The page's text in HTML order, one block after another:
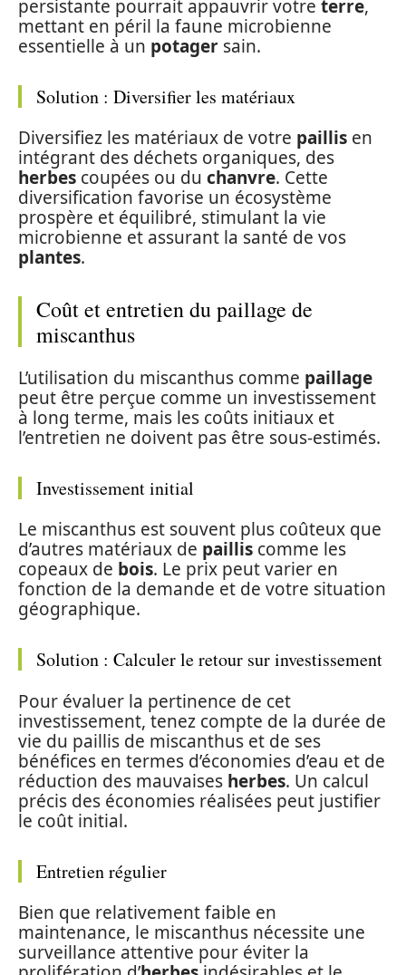
persistante pourrait appauvrir votre terre,
mettant en péril la faune microbienne
essentielle à un potager sain.
Solution : Diversifier les matériaux
Diversifiez les matériaux de votre paillis en
intégrant des déchets organiques, des
herbes coupées ou du chanvre. Cette
diversification favorise un écosystème
prospère et équilibré, stimulant la vie
microbienne et assurant la santé de vos
plantes.
Coût et entretien du paillage de
miscanthus
L’utilisation du miscanthus comme paillage
peut être perçue comme un investissement
à long terme, mais les coûts initiaux et
l’entretien ne doivent pas être sous-estimés.
Investissement initial
Le miscanthus est souvent plus coûteux que
d’autres matériaux de paillis comme les
copeaux de bois. Le prix peut varier en
fonction de la demande et de votre situation
géographique.
Solution : Calculer le retour sur investissement
Pour évaluer la pertinence de cet
investissement, tenez compte de la durée de
vie du paillis de miscanthus et de ses
bénéfices en termes d’économies d’eau et de
réduction des mauvaises herbes. Un calcul
précis des économies réalisées peut justifier
le coût initial.
Entretien régulier
Bien que relativement faible en
maintenance, le miscanthus nécessite une
surveillance attentive pour éviter la